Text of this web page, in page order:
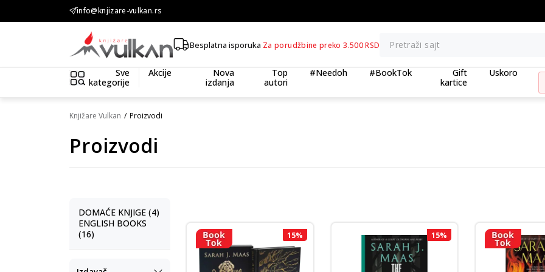
info@knjizare-vulkan.rs
KOLIČINSKI POPUST ::: Dodatnih 10% na tri kupljena artikla
Besplatna isporuka Za porudžbine preko 3.500 RSD Pretraži sajt
Sve
kategorije
Akcije
Nova
izdanja
Top
autori
#Needoh #BookTok
Gift
kartice
Uskoro
Knjižare Vulkan Proizvodi
Proizvodi
DOMAĆE KNJIGE (4)
ENGLISH BOOKS
(16)
15% 15%